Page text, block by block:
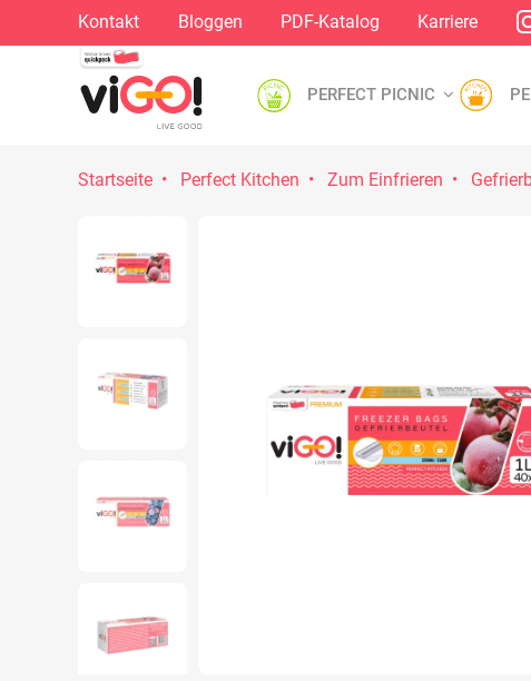
Kontakt Bloggen PDF-Katalog Karriere
PERFECT PICNIC
Startseite Perfect Kitchen Zum Einfrieren